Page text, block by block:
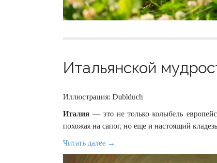
Итальянской
Иллюстрация: Dublduch
Италия — это не только колыбель
похожая на сапог, но еще и настоящий
Читать далее →